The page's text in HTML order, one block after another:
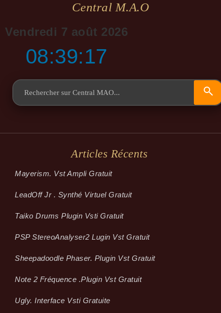
Central M.a.o
Vendredi 7 août 2026
08:39:17
Articles Récents
Mayerism. Vst Ampli Gratuit
LeadOff Jr . Synthé Virtuel Gratuit
Taiko Drums Plugin Vsti Gratuit
PSP StereoAnalyser2 Lugin Vst Gratuit
Sheepadoodle Phaser. Plugin Vst Gratuit
Note 2 Fréquence .plugin Vst Gratuit
Ugly. Interface Vsti Gratuite